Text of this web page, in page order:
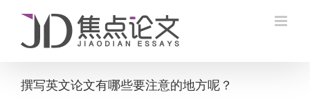
content
撰写英文论文有哪些要注意的地方呢？